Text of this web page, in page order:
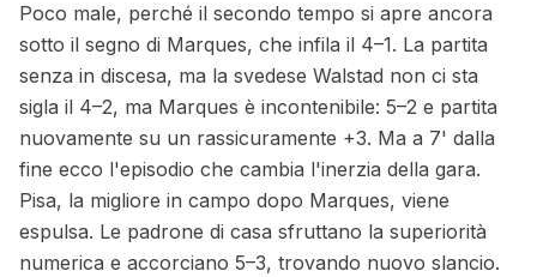
Poco male, perché il secondo tempo si apre ancora
sotto il segno di Marques, che infila il 4–1. La partita
senza in discesa, ma la svedese Walstad non ci sta
sigla il 4–2, ma Marques è incontenibile: 5–2 e partita
nuovamente su un rassicuramente +3. Ma a 7' dalla
fine ecco l'episodio che cambia l'inerzia della gara.
Pisa, la migliore in campo dopo Marques, viene
espulsa. Le padrone di casa sfruttano la superiorità
numerica e accorciano 5–3, trovando nuovo slancio.